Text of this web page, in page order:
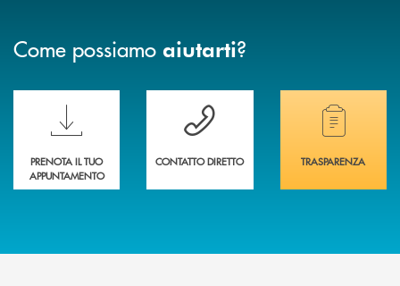
Come possiamo aiutarti?
Scopri le funzionalità della nuova PRENOTA BANCA
PRENOTA IL TUO
APPUNTAMENTO
Hai bisogno di assistenza immediata?
CONTATTO DIRETTO
Hai bisogno di
TRASPARENZA